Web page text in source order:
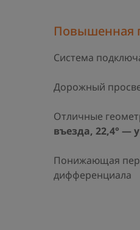
Повышенная
Система
Дорожный
Отличные
въезда, 22,4° —
Понижающая
дифференциала